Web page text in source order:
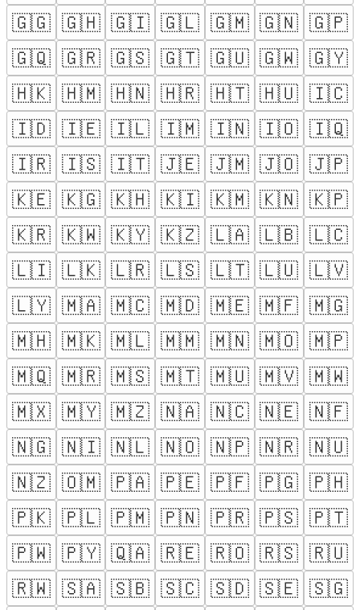
🇬🇬 🇬🇭 🇬🇮 🇬🇱 🇬🇲 🇬🇳 🇬🇵
🇬🇶 🇬🇷 🇬🇸 🇬🇹 🇬🇺 🇬🇼 🇬🇾
🇭🇰 🇭🇲 🇭🇳 🇭🇷 🇭🇹 🇭🇺 🇮🇨
🇮🇩 🇮🇪 🇮🇱 🇮🇲 🇮🇳 🇮🇴 🇮🇶
🇮🇷 🇮🇸 🇮🇹 🇯🇪 🇯🇲 🇯🇴 🇯🇵
🇰🇪 🇰🇬 🇰🇭 🇰🇮 🇰🇲 🇰🇳 🇰🇵
🇰🇷 🇰🇼 🇰🇾 🇰🇿 🇱🇦 🇱🇧 🇱🇨
🇱🇮 🇱🇰 🇱🇷 🇱🇸 🇱🇹 🇱🇺 🇱🇻
🇱🇾 🇲🇦 🇲🇨 🇲🇩 🇲🇪 🇲🇫 🇲🇬
🇲🇭 🇲🇰 🇲🇱 🇲🇲 🇲🇳 🇲🇴 🇲🇵
🇲🇶 🇲🇷 🇲🇸 🇲🇹 🇲🇺 🇲🇻 🇲🇼
🇲🇽 🇲🇾 🇲🇿 🇳🇦 🇳🇨 🇳🇪 🇳🇫
🇳🇬 🇳🇮 🇳🇱 🇳🇴 🇳🇵 🇳🇷 🇳🇺
🇳🇿 🇴🇲 🇵🇦 🇵🇪 🇵🇫 🇵🇬 🇵🇭
🇵🇰 🇵🇱 🇵🇲 🇵🇳 🇵🇷 🇵🇸 🇵🇹
🇵🇼 🇵🇾 🇶🇦 🇷🇪 🇷🇴 🇷🇸 🇷🇺
🇷🇼 🇸🇦 🇸🇧 🇸🇨 🇸🇩 🇸🇪 🇸🇬